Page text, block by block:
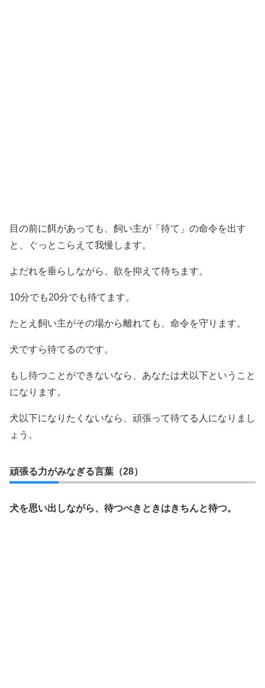
目の前に餌があっても、飼い主が「待て」の命令を出す
と、ぐっとこらえて我慢します。
よだれを垂らしながら、欲を抑えて待ちます。
10分でも20分でも待てます。
たとえ飼い主がその場から離れても、命令を守ります。
犬ですら待てるのです。
もし待つことができないなら、あなたは犬以下ということ
になります。
犬以下になりたくないなら、頑張って待てる人になりまし
ょう。
頑張る力がみなぎる言葉（28）
犬を思い出しながら、待つべきときはきちんと待つ。